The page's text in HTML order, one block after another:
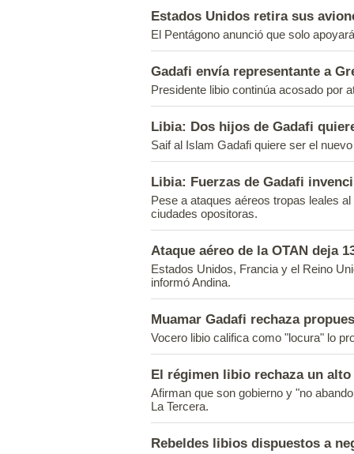
Estados Unidos retira sus
El Pentágono anunció que solo
Gadafi envía representante a
Presidente libio continúa acosado por
Libia: Dos hijos de Gadafi
Saif al Islam Gadafi quiere ser el
Libia: Fuerzas de Gadafi
Pese a ataques aéreos tropas leales
ciudades opositoras.
Ataque aéreo de la OTAN deja
Estados Unidos, Francia y el Reino
informó Andina.
Muamar Gadafi rechaza
Vocero libio califica como "locura" lo
El régimen libio rechaza un
Afirman que son gobierno y "no
La Tercera.
Rebeldes libios dispuestos a